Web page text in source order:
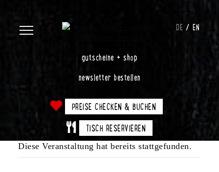
DE EN
gutscheine + shop
newsletter bestellen
PREISE CHECKEN & BUCHEN
TISCH RESERVIEREN
Diese Veranstaltung hat bereits stattgefunden.